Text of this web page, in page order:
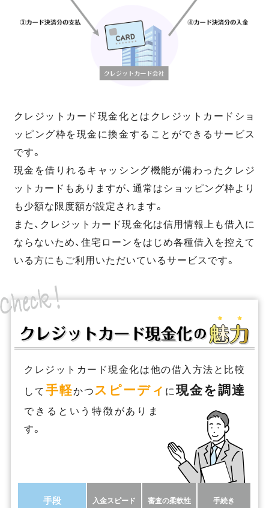
クレジットカード現金化とはクレジットカードショ
ッピング枠を現金に換金することができるサービス
です。
現金を借りれるキャッシング機能が備わったクレジ
ットカードもありますが、通常はショッピング枠より
も少額な限度額が設定されます。
また、クレジットカード現金化は信用情報上も借入に
ならないため、住宅ローンをはじめ各種借入を控えて
いる方にもご利用いただいているサービスです。
クレジットカード現金化は他の借入方法と比較
して手軽かつスピーディ に現金を調達
できるという特徴がありま
す。
手段 入金スピード 審査の柔軟性 手続き